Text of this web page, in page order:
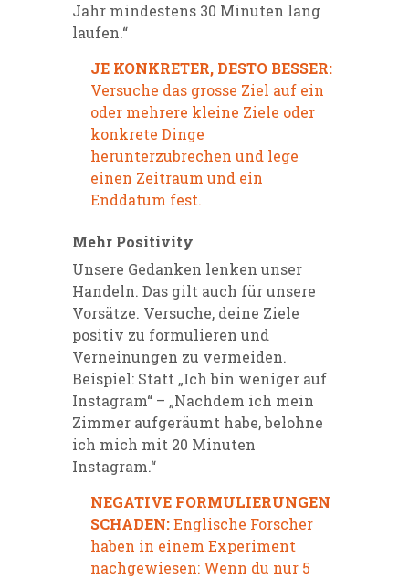
Jahr mindestens 30 Minuten lang
laufen.“
JE KONKRETER, DESTO BESSER:
Versuche das grosse Ziel auf ein
oder mehrere kleine Ziele oder
konkrete Dinge
herunterzubrechen und lege
einen Zeitraum und ein
Enddatum fest.
Mehr Positivity
Unsere Gedanken lenken unser
Handeln. Das gilt auch für unsere
Vorsätze. Versuche, deine Ziele
positiv zu formulieren und
Verneinungen zu vermeiden.
Beispiel: Statt „Ich bin weniger auf
Instagram“ – „Nachdem ich mein
Zimmer aufgeräumt habe, belohne
ich mich mit 20 Minuten
Instagram.“
NEGATIVE FORMULIERUNGEN
SCHADEN:Englische Forscher
haben in einem Experiment
nachgewiesen: Wenn du nur 5